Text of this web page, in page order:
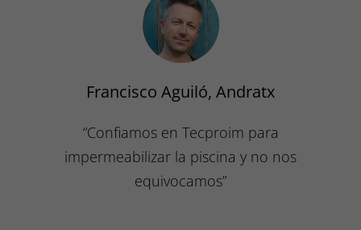
Francisco Aguiló, Andratx
“Confiamos en Tecproim para
impermeabilizar la piscina y no nos
equivocamos”